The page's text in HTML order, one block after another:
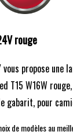
rouge
propose une
T15 W16W
gabarit, pour
de modèles au